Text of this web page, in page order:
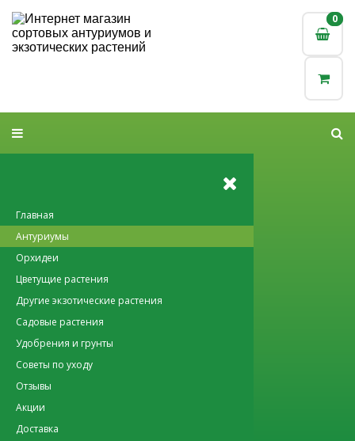
0
0
Главная
Антуриумы
Орхидеи
Цветущие растения
Другие экзотические растения
Садовые растения
Удобрения и грунты
Советы по уходу
Отзывы
Акции
Доставка